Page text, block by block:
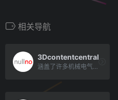
相关导航
3Dcontentcentral
涵盖了许多机械电气行业所用到的3D模型